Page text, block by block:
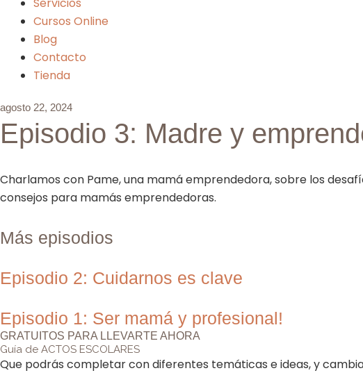
Cursos Online
Blog
Contacto
Tienda
agosto 22, 2024
Episodio 3: Madre y
Charlamos con Pame, una mamá emprendedora, sobre los
consejos para mamás emprendedoras.
Más episodios
Episodio 2: Cuidarnos es clave
Episodio 1: Ser mamá y profesional!
GRATUITOS PARA LLEVARTE AHORA
Guía de ACTOS ESCOLARES
Que podrás completar con diferentes temáticas e ideas, y